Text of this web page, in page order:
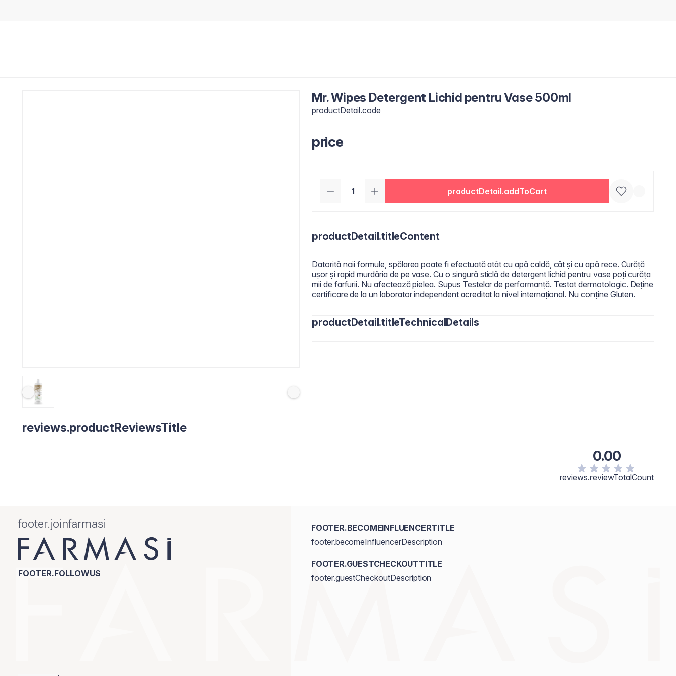
Mr. Wipes Detergent Lichid pentru Vase 500ml
productDetail.code
price
productDetail.addToCart
productDetail.titleContent
Datorită noii formule, spălarea poate fi efectuată atât cu apă caldă, cât și cu apă rece. Curăță
ușor și rapid murdăria de pe vase. Cu o singură sticlă de detergent lichid pentru vase poți curăța
mii de farfurii. Nu afectează pielea. Supus Testelor de performanță. Testat dermotologic. Deține
certificare de la un laborator independent acreditat la nivel internațional. Nu conține Gluten.
productDetail.titleTechnicalDetails
reviews.productReviewsTitle
0.00
reviews.reviewTotalCount
footer.joinfarmasi
FOOTER.FOLLOWUS
FOOTER.BECOMEINFLUENCERTITLE
footer.becomeInfluencerDescription
FOOTER.GUESTCHECKOUTTITLE
footer.guestCheckoutDescription